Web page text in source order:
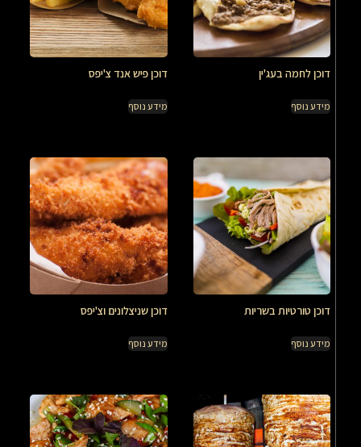
דוכן לחמה בעג'ין
מידע נוסף
דוכן פיש אנד צ'יפס
מידע נוסף
דוכן טורטיות בשריות
מידע נוסף
דוכן שניצלונים וצ'יפס
מידע נוסף